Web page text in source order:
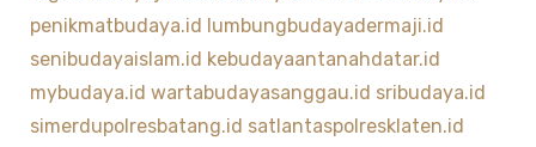
penikmatbudaya.id
lumbungbudayadermaji.id
senibudayaislam.id kebudayaantanahdatar.id
mybudaya.id wartabudayasanggau.id sribudaya.id
simerdupolresbatang.id satlantaspolresklaten.id